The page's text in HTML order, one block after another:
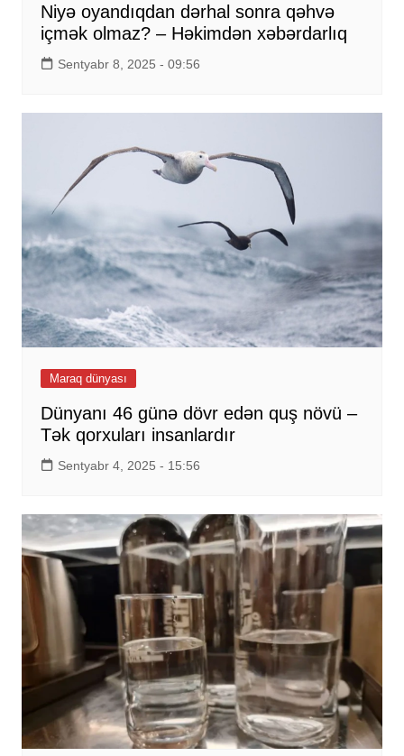
Niyə oyandıqdan dərhal sonra qəhvə
içmək olmaz? – Həkimdən xəbərdarlıq
Sentyabr 8, 2025 - 09:56
Maraq dünyası
Dünyanı 46 günə dövr edən quş növü –
Tək qorxuları insanlardır
Sentyabr 4, 2025 - 15:56